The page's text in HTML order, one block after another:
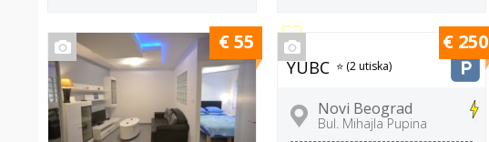
€ 55
YUBC ⭐ (2 utiska)
Novi Beograd
Bul. Mihajla Pupina
€ 250